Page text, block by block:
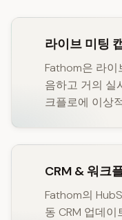
라이브 미팅
Fathom은 라
음하고 거의 실
크플로에 이상
CRM & 워크
Fathom의
동 CRM 업데